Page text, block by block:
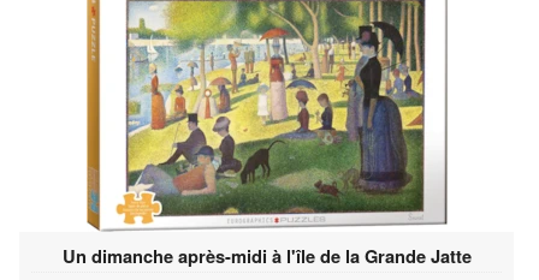
Un dimanche après-midi à l'île de la Grande Jatte